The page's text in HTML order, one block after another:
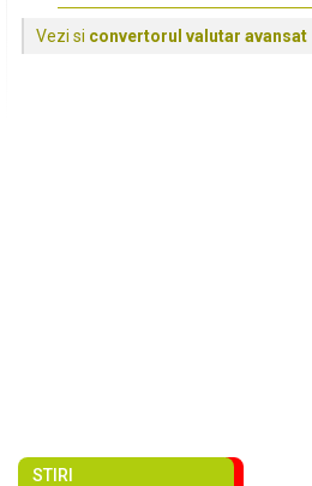
Vezi si convertorul valutar avansat
STIRI